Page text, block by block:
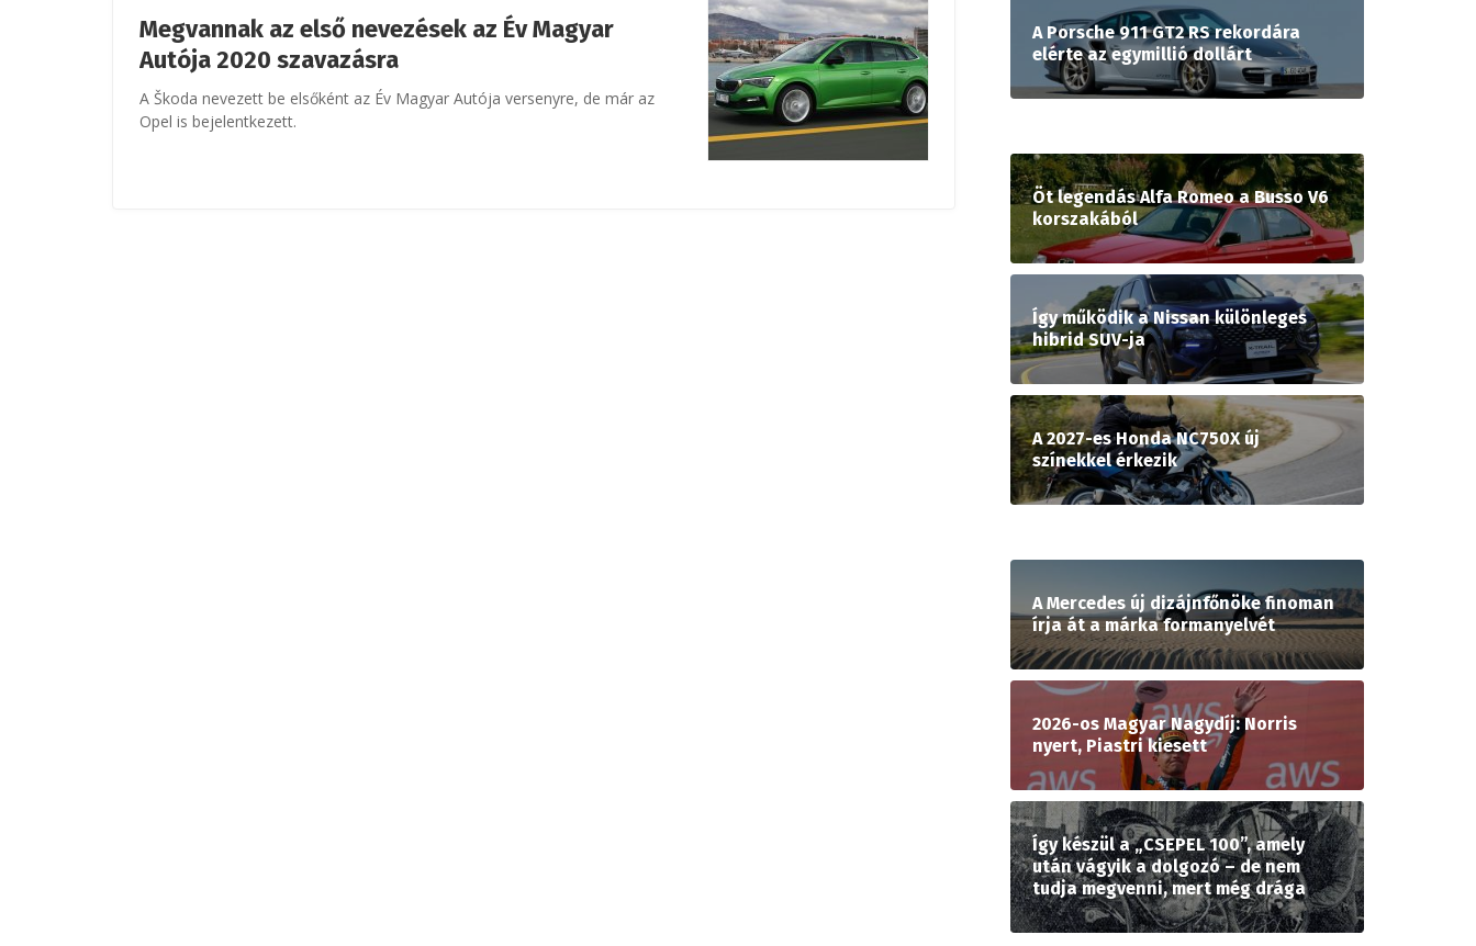
Megvannak az első nevezések az Év Magyar
Autója 2020 szavazásra
A Škoda nevezett be elsőként az Év Magyar Autója versenyre, de már az
Opel is bejelentkezett.
A Porsche 911 GT2 RS rekordára
elérte az egymillió dollárt
Öt legendás Alfa Romeo a Busso V6
korszakából
Így működik a Nissan különleges
hibrid SUV-ja
A 2027-es Honda NC750X új
színekkel érkezik
A Mercedes új dizájnfőnöke finoman
írja át a márka formanyelvét
2026-os Magyar Nagydíj: Norris
nyert, Piastri kiesett
Így készül a „CSEPEL 100”, amely
után vágyik a dolgozó – de nem
tudja megvenni, mert még drága